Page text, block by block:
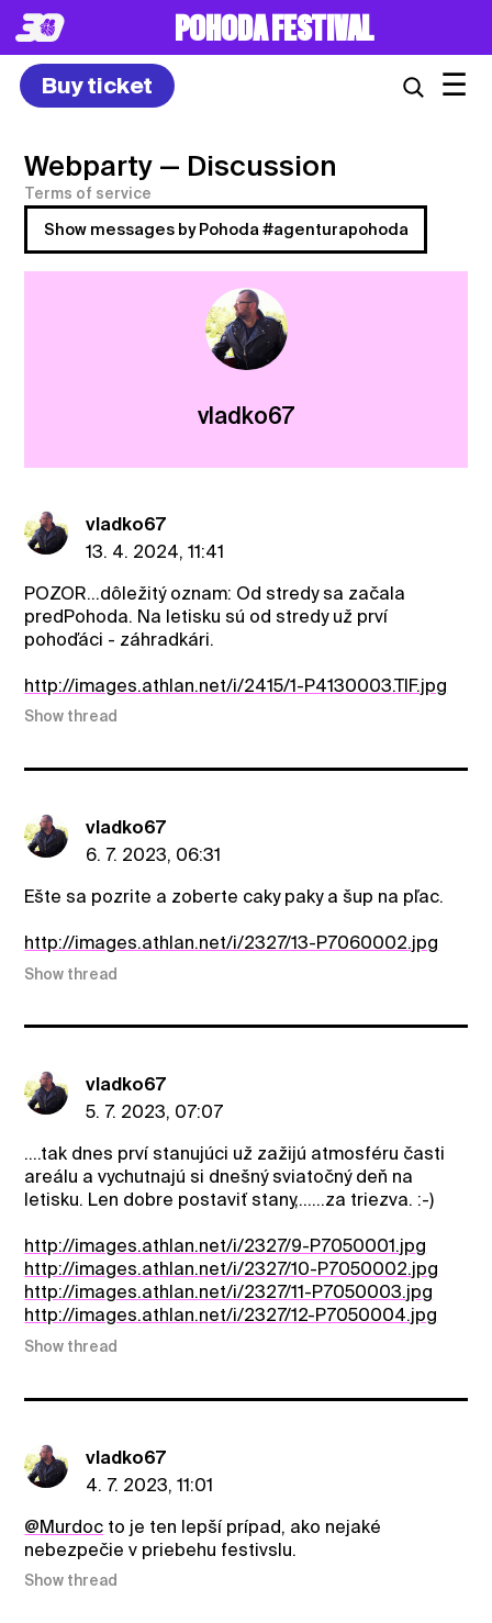
POHODA FESTIVAL
Buy ticket ☰
Webparty — Discussion
Terms of service
Show messages by Pohoda #agenturapohoda
vladko67
vladko67
13. 4. 2024, 11:41
POZOR...dôležitý oznam: Od stredy sa začala
predPohoda. Na letisku sú od stredy už prví
pohoďáci - záhradkári.
http://images.athlan.net/i/2415/1-P4130003.TIF.jpg
Show thread
vladko67
6. 7. 2023, 06:31
Ešte sa pozrite a zoberte caky paky a šup na pľac.
http://images.athlan.net/i/2327/13-P7060002.jpg
Show thread
vladko67
5. 7. 2023, 07:07
....tak dnes prví stanujúci už zažijú atmosféru časti
areálu a vychutnajú si dnešný sviatočný deň na
letisku. Len dobre postaviť stany,......za triezva. :-)
http://images.athlan.net/i/2327/9-P7050001.jpg
http://images.athlan.net/i/2327/10-P7050002.jpg
http://images.athlan.net/i/2327/11-P7050003.jpg
http://images.athlan.net/i/2327/12-P7050004.jpg
Show thread
vladko67
4. 7. 2023, 11:01
@Murdoc to je ten lepší prípad, ako nejaké
nebezpečie v priebehu festivslu.
Show thread